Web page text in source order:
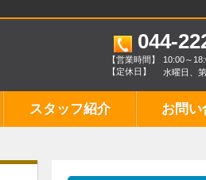
044-
【営業時間】
10:00～
【定休日】
水曜日、
スタッフ紹介 お問い